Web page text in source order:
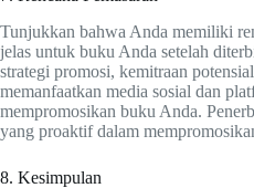
Tunjukkan bahwa Anda memiliki
jelas untuk buku Anda setelah
strategi promosi, kemitraan
memanfaatkan media sosial dan
mempromosikan buku Anda.
yang proaktif dalam
8. Kesimpulan